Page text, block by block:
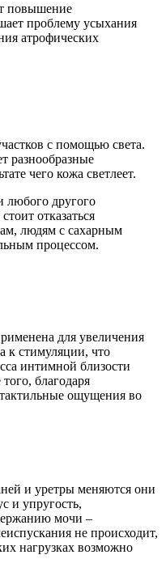
повышение
проблему усыхания
атрофических
с помощью света.
разнообразные
чего кожа светлеет.
любого другого
отказаться
людям с сахарным
процессом.
для увеличения
к стимуляции, что
интимной близости
благодаря
ощущения во
и уретры меняются они
и упругость,
мочи –
не происходит,
нагрузках возможно